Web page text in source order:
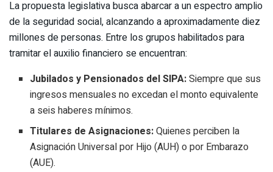
La propuesta legislativa busca abarcar a un espectro amplio
de la seguridad social, alcanzando a aproximadamente diez
millones de personas. Entre los grupos habilitados para
tramitar el auxilio financiero se encuentran:
Jubilados y Pensionados del SIPA:Siempre que sus
ingresos mensuales no excedan el monto equivalente
a seis haberes mínimos.
Titulares de Asignaciones:Quienes perciben la
Asignación Universal por Hijo (AUH) o por Embarazo
(AUE).